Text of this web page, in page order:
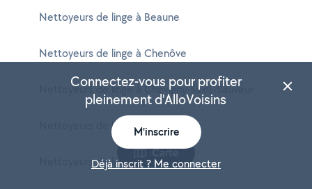
Nettoyeurs de linge à Beaune
Nettoyeurs de linge à Chenôve
Nettoyeurs de linge à Chevigny-Saint-Sauveur
Nettoyeurs de linge à Talant
Nettoyeurs de linge à Longvic
Carte
Connectez-vous pour profiter
pleinement d'AlloVoisins
M'inscrire
Déjà inscrit ? Me connecter